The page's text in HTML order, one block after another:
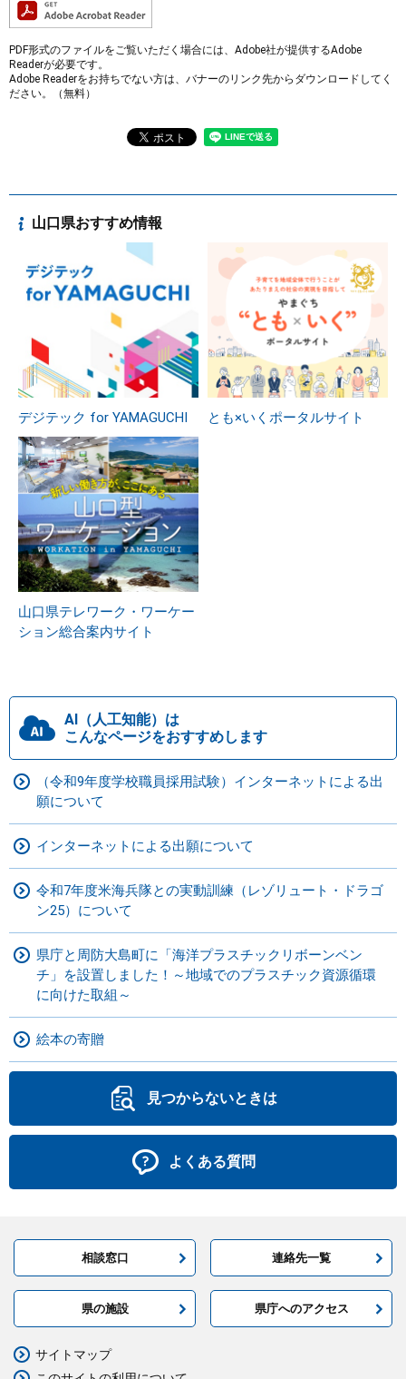
PDF形式のファイルをご覧いただく場合には、Adobe社が提供するAdobe
Readerが必要です。
Adobe Readerをお持ちでない方は、バナーのリンク先からダウンロードしてく
ださい。（無料）
山口県おすすめ情報
デジテック for YAMAGUCHI とも×いくポータルサイト
山口県テレワーク・ワーケー
ション総合案内サイト
AI（人工知能）は
こんなページをおすすめします
（令和9年度学校職員採用試験）インターネットによる出
願について
インターネットによる出願について
令和7年度米海兵隊との実動訓練（レゾリュート・ドラゴ
ン25）について
県庁と周防大島町に「海洋プラスチックリボーンベン
チ」を設置しました！～地域でのプラスチック資源循環
に向けた取組～
絵本の寄贈
見つからないときは
よくある質問
相談窓口 連絡先一覧
県の施設 県庁へのアクセス
サイトマップ